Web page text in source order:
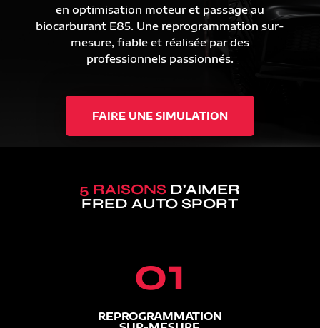
en optimisation moteur et passage au
biocarburant E85. Une reprogrammation sur-
mesure, fiable et réalisée par des
professionnels passionnés.
FAIRE UNE SIMULATION
5 RAISONS D’AIMER
FRED AUTO SPORT
01
REPROGRAMMATION